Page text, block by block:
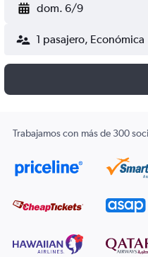
dom. 6/9
1 pasajero, Económica
Trabajamos con más de 300